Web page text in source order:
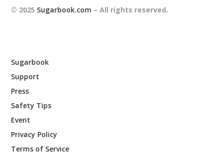
© 2025 Sugarbook.com – All rights reserved.
Sugarbook
Support
Press
Safety Tips
Event
Privacy Policy
Terms of Service